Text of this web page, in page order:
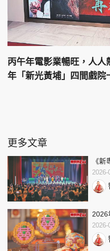
丙午年電影業暢旺，人
年「新光黃埔」四間戲院
更多文章
《
明
2026-
2026
2026-